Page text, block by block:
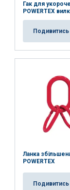
Гак для
POWERTEX
Подивитись
Ланка
POWERTEX
Подивитись